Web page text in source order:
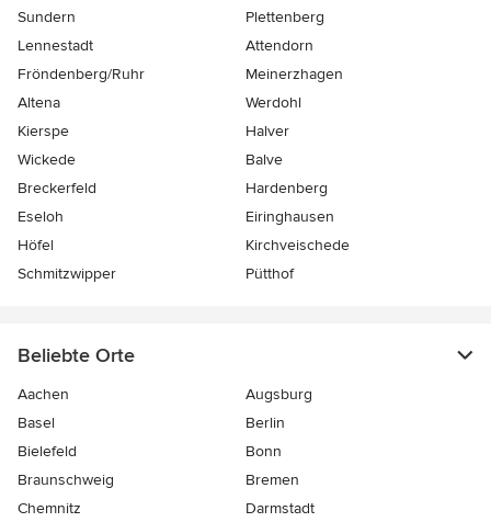
Sundern
Plettenberg
Lennestadt
Attendorn
Fröndenberg/Ruhr
Meinerzhagen
Altena
Werdohl
Kierspe
Halver
Wickede
Balve
Breckerfeld
Hardenberg
Eseloh
Eiringhausen
Höfel
Kirchveischede
Schmitzwipper
Pütthof
Beliebte Orte
Aachen
Augsburg
Basel
Berlin
Bielefeld
Bonn
Braunschweig
Bremen
Chemnitz
Darmstadt